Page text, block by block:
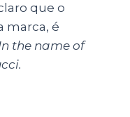
que o
marca, é
the name of